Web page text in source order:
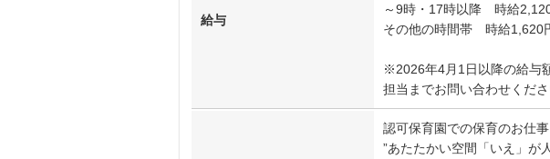
給与
～9時・17時以降 時給
その他の時間帯 時給1,620
※2026年4月1日以降の給与
担当までお問い合わせくださ
認可保育園での保育のお仕
”あたたかい空間「いえ」が